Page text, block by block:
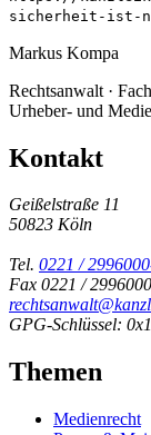
sicherheit-ist-
Markus Kompa
Rechtsanwalt ·
Urheber- und
Kontakt
Geißelstraße 11
50823 Köln
Tel. 0221 /
Fax 0221 /
GPG-Schlüssel:
Themen
Medienrecht